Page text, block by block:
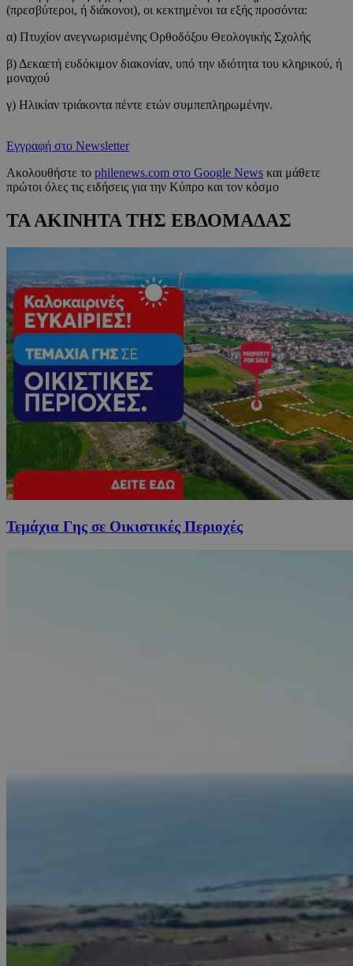
(πρεσβύτεροι, ή διάκονοι), οι κεκτημένοι τα εξής προσόντα:
α) Πτυχίον ανεγνωρισμένης Ορθοδόξου Θεολογικής Σχολής
β) Δεκαετή ευδόκιμον διακονίαν, υπό την ιδιότητα του κληρικού, ή
μοναχού
γ) Ηλικίαν τριάκοντα πέντε ετών συμπεπληρωμένην.
Εγγραφή στο Newsletter
Ακολουθήστε το philenews.com στο Google News και μάθετε
πρώτοι όλες τις ειδήσεις για την Κύπρο και τον κόσμο
ΤΑ ΑΚΙΝΗΤΑ ΤΗΣ ΕΒΔΟΜΑΔΑΣ
Τεμάχια Γης σε Οικιστικές Περιοχές